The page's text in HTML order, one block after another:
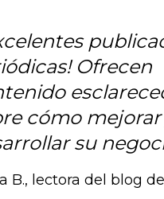
Ofrecen
cómo mejorar
su
B., lectora del blog